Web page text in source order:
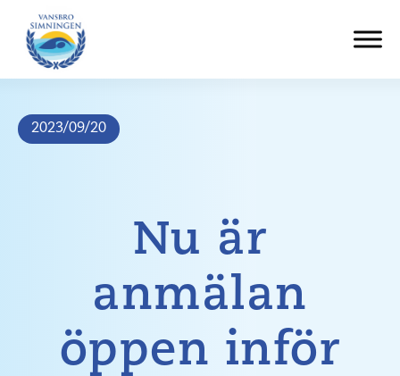
innehåll
2023/09/20
Nu är
anmälan
öppen inför